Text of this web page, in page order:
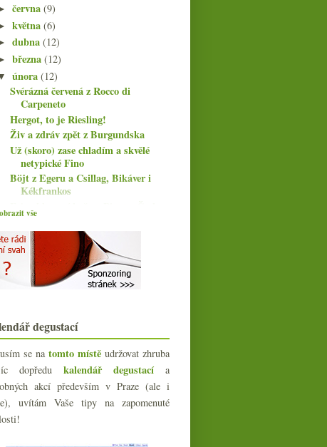
června(9)
května(6)
dubna(12)
března(12)
února(12)
Svérázná červená z Rocco di
Carpeneto
Hergot, to je Riesling!
Živ a zdráv zpět z Burgundska
Už (skoro) zase chladím a skvělé
netypické Fino
Böjt z Egeru a Csillag, Bikáver i
Kékfrankos
Loosena
Výtečný jurský Savagnin a Pinot z
Oregonu
Čtyři různorodá červená z Moravy
Vinařství roku, La Dive sířené,
Furmint
Dvakrát chutné Dolcetto z Dogliani
ledna(15)
2023(160)
2022(225)
2021
vše
degustací
se na tomto místě udržovat zhruba
dopředu kalendář degustacía
akcí především v Praze (ale i
uvítám Vaše tipy na zapomenuté